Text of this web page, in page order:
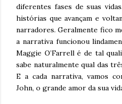
diferentes fases de suas
histórias que avançam e
narradores. Geralmente fico
a narrativa funcionou
Maggie O’Farrell é de tal
sabe naturalmente qual das
E a cada narrativa, vamos
John, o grande amor da sua